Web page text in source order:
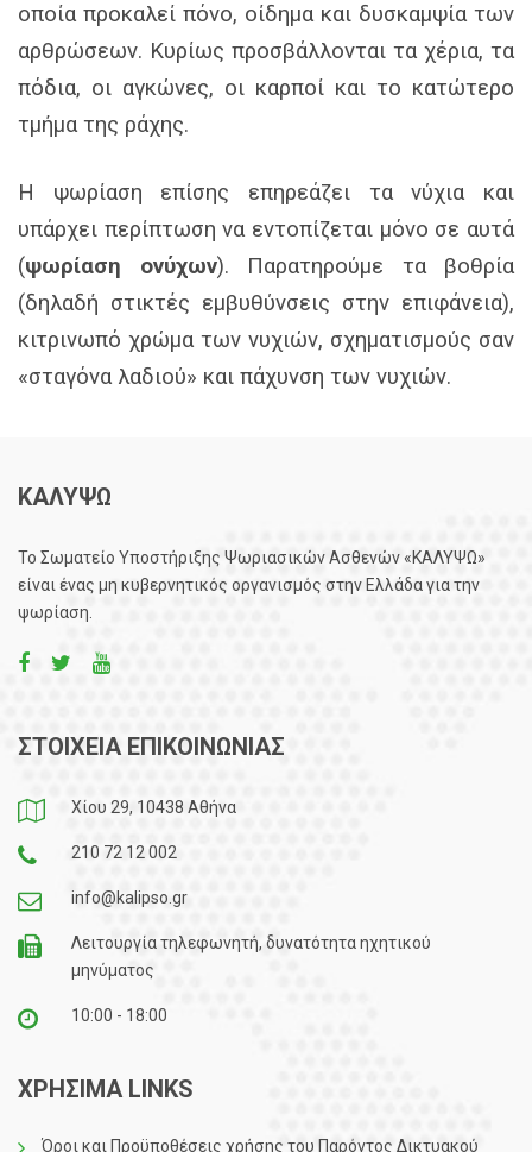
οποία προκαλεί πόνο, οίδημα και δυσκαμψία των
αρθρώσεων. Κυρίως προσβάλλονται τα χέρια, τα
πόδια, οι αγκώνες, οι καρποί και το κατώτερο
τμήμα της ράχης.
Η ψωρίαση επίσης επηρεάζει τα νύχια και
υπάρχει περίπτωση να εντοπίζεται μόνο σε αυτά
(ψωρίαση ονύχων). Παρατηρούμε τα βοθρία
(δηλαδή στικτές εμβυθύνσεις στην επιφάνεια),
κιτρινωπό χρώμα των νυχιών, σχηματισμούς σαν
«σταγόνα λαδιού» και πάχυνση των νυχιών.
ΚΑΛΥΨΩ
Το Σωματείο Υποστήριξης Ψωριασικών Ασθενών «ΚΑΛΥΨΩ»
είναι ένας μη κυβερνητικός οργανισμός στην Ελλάδα για την
ψωρίαση.
ΣΤΟΙΧΕΙΑ ΕΠΙΚΟΙΝΩΝΙΑΣ
Χίου 29, 10438 Αθήνα
210 72 12 002
info@kalipso.gr
Λειτουργία τηλεφωνητή, δυνατότητα ηχητικού
μηνύματος
10:00 - 18:00
ΧΡΗΣΙΜΑ LINKS
Όροι και Προϋποθέσεις χρήσης του Παρόντος Δικτυακού